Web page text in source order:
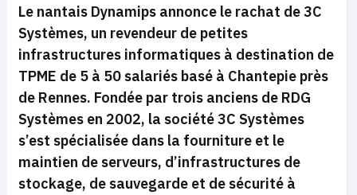
Le nantais Dynamips annonce le rachat de 3C
Systèmes, un revendeur de petites
infrastructures informatiques à destination de
TPME de 5 à 50 salariés basé à Chantepie près
de Rennes. Fondée par trois anciens de RDG
Systèmes en 2002, la société 3C Systèmes
s’est spécialisée dans la fourniture et le
maintien de serveurs, d’infrastructures de
stockage, de sauvegarde et de sécurité à